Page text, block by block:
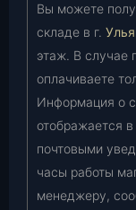
Вы можете
складе в г.
этаж. В случае
оплачиваете
Информация о
отображается в
почтовыми
часы работы
менеджеру,